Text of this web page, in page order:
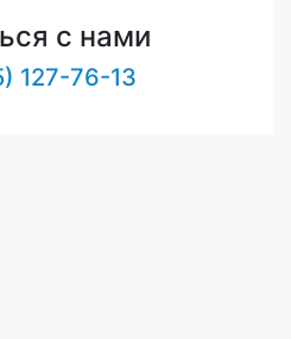
с нами
127-76-13